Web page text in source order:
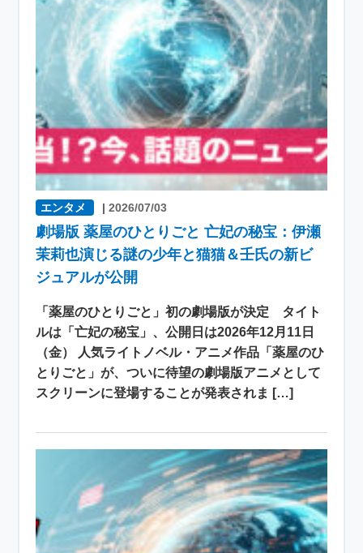
エンタメ |2026/07/03
劇場版 薬屋のひとりごと 亡妃の秘宝：伊瀬
茉莉也演じる謎の少年と猫猫＆壬氏の新ビ
ジュアルが公開
「薬屋のひとりごと」初の劇場版が決定 タイト
ルは「亡妃の秘宝」、公開日は2026年12月11日
（金） 人気ライトノベル・アニメ作品「薬屋のひ
とりごと」が、ついに待望の劇場版アニメとして
スクリーンに登場することが発表されま […]